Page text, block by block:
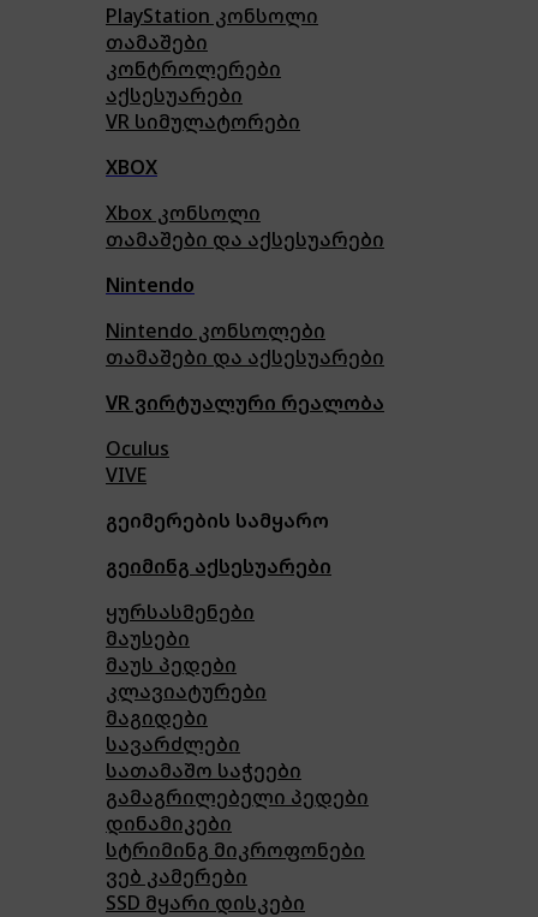
PlayStation კონსოლი
თამაშები
კონტროლერები
აქსესუარები
VR სიმულატორები
XBOX
Xbox კონსოლი
თამაშები და აქსესუარები
Nintendo
Nintendo კონსოლები
თამაშები და აქსესუარები
VR ვირტუალური რეალობა
Oculus
VIVE
გეიმერების სამყარო
გეიმინგ აქსესუარები
ყურსასმენები
მაუსები
მაუს პედები
კლავიატურები
მაგიდები
სავარძლები
სათამაშო საჭეები
გამაგრილებელი პედები
დინამიკები
სტრიმინგ მიკროფონები
ვებ კამერები
SSD მყარი დისკები